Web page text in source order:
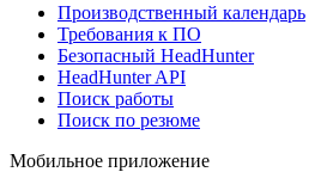
Производственный календарь
Требования к ПО
Безопасный HeadHunter
HeadHunter API
Поиск работы
Поиск по резюме
Мобильное приложение